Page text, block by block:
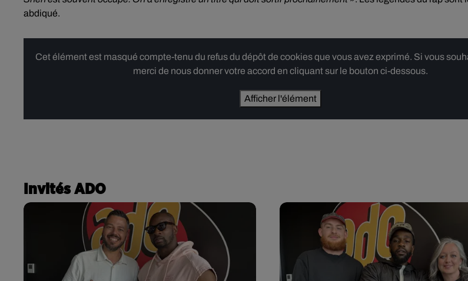
abdiqué.
Cet élément est masqué compte-tenu du refus du dépôt de cookies que vous avez exprimé. Si vous
merci de nous donner votre accord en cliquant sur le bouton ci-dessous.
Afficher l'élément
Invités ADO